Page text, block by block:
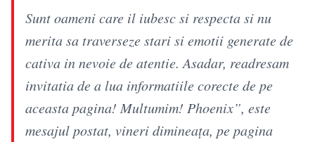
Sunt oameni care il iubesc si respecta si nu
merita sa traverseze stari si emotii generate de
cativa in nevoie de atentie. Asadar, readresam
invitatia de a lua informatiile corecte de pe
aceasta pagina! Multumim! Phoenix”, este
mesajul postat, vineri dimineața, pe pagina